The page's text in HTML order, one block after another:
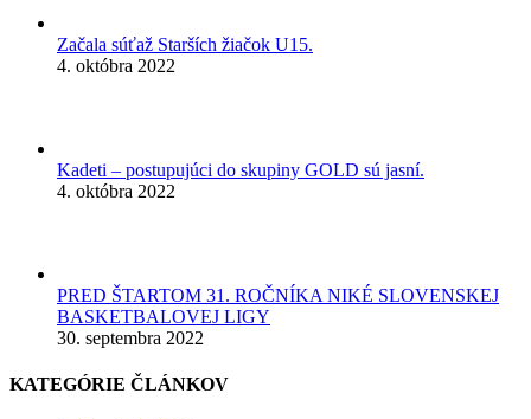
Začala súťaž Starších žiačok U15.
4. októbra 2022
Kadeti – postupujúci do skupiny GOLD sú jasní.
4. októbra 2022
PRED ŠTARTOM 31. ROČNÍKA NIKÉ SLOVENSKEJ
BASKETBALOVEJ LIGY
30. septembra 2022
KATEGÓRIE ČLÁNKOV